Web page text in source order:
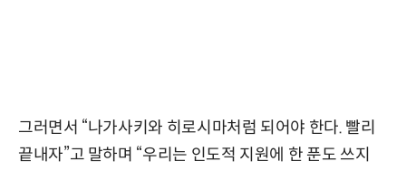
그러면서 “나가사키와 히로시마처럼 되어야 한다. 빨리
끝내자”고 말하며 “우리는 인도적 지원에 한 푼도 쓰지